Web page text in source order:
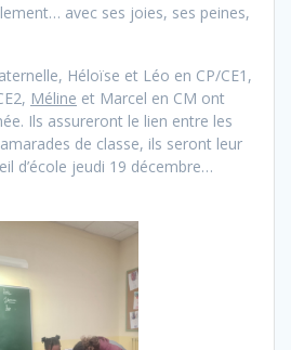
avec ses joies, ses peines,
Héloïse et Léo en CP/CE1,
Méline et Marcel en CM ont
Ils assureront le lien entre les
de classe, ils seront leur
d’école jeudi 19 décembre…